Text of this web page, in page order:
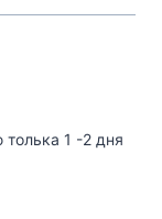
толька 1 -2 дня